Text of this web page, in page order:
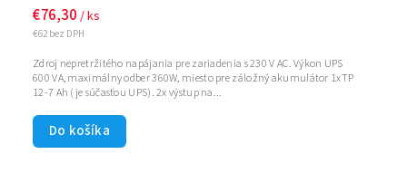
€62 bez DPH
€76,30 / ks
Do košíka
Zdroj nepretržitého napájania pre zariadenia s 230 V AC. Výkon UPS
600 VA, maximálny odber 360W, miesto pre záložný akumulátor 1xTP
12-7 Ah (je súčasťou UPS). 2x výstup na...